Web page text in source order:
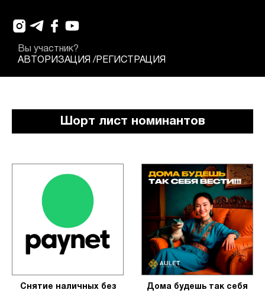
Вы участник?
АВТОРИЗАЦИЯ / РЕГИСТРАЦИЯ
Шорт лист номинантов
Снятие наличных без
Дома будешь так себя